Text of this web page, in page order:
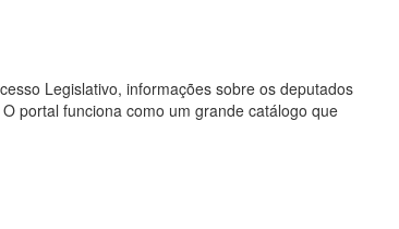
Legislativo, informações sobre os deputados
portal funciona como um grande catálogo que